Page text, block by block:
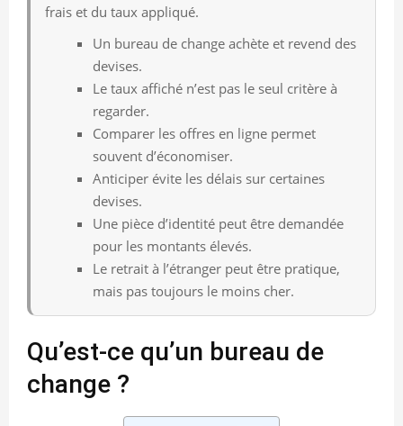
frais et du taux appliqué.
Un bureau de change achète et revend des
devises.
Le taux affiché n’est pas le seul critère à
regarder.
Comparer les offres en ligne permet
souvent d’économiser.
Anticiper évite les délais sur certaines
devises.
Une pièce d’identité peut être demandée
pour les montants élevés.
Le retrait à l’étranger peut être pratique,
mais pas toujours le moins cher.
Qu’est-ce qu’un bureau de
change ?